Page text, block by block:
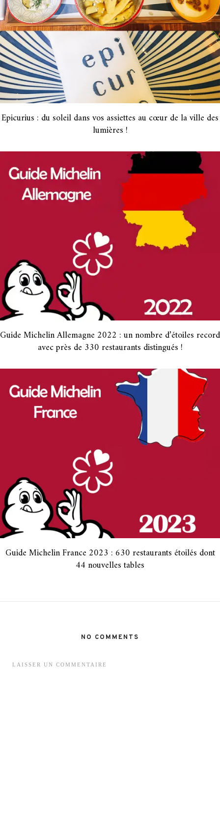
Epicurius : du soleil dans vos assiettes au cœur de la ville des
lumières !
Guide Michelin Allemagne 2022 : un nombre d’étoiles record
avec près de 330 restaurants distingués !
Guide Michelin France 2023 : 630 restaurants étoilés dont
44 nouvelles tables
NO COMMENTS
LAISSER UN COMMENTAIRE